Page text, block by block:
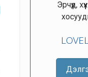
Эрчүүд,